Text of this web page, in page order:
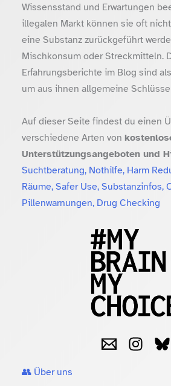
Wissensstand und Erwartungen
illegalen Markt können sie oft
eine Substanz zurückgeführt
Mischkonsum oder Streckmitteln.
Erfahrungsberichte im Blog sind
um aus ihnen allgemeine
Auf dieser Seite findest du einen
verschiedene Arten von
Unterstützungsangeboten und
Suchtberatung, Nothilfe, Harm
Räume, Safer Use, Substanzinfos,
Pillenwarnungen, Drug Checking
👥 Über uns